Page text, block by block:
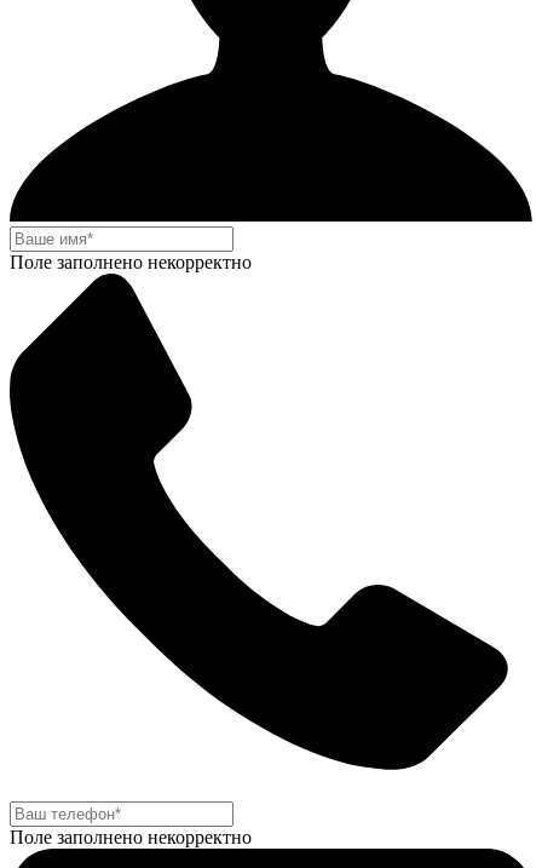
Поле заполнено некорректно
Поле заполнено некорректно